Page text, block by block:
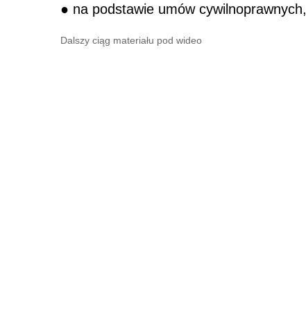
● na podstawie umów cywilnoprawnych,
Dalszy ciąg materiału pod wideo